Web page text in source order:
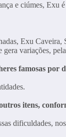
e ciúmes, Exu
Exu Caveira,
variações,
famosas por
itens,
dificuldades,